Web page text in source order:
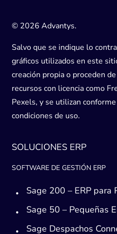
© 2026 Advantys.
Salvo que se indique lo
gráficos utilizados en este
creación propia o proceden
recursos con licencia como
Pexels, y se utilizan
condiciones de uso.
SOLUCIONES ERP
SOFTWARE DE GESTIÓN ERP
Sage 200 – ERP para
Sage 50 – Pequeñas
Sage Despachos